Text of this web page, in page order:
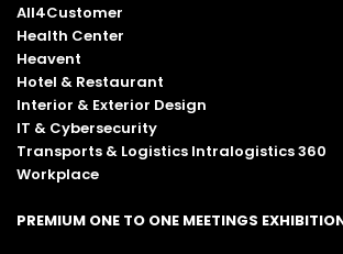
All4Customer
Health Center
Heavent
Hotel & Restaurant
Interior & Exterior Design
IT & Cybersecurity
Transports & Logistics Intralogistics 360
Workplace
PREMIUM ONE TO ONE MEETINGS